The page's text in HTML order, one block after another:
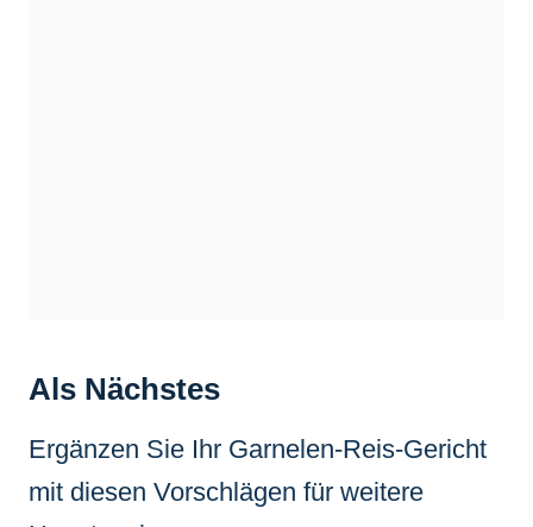
Als Nächstes
Ergänzen Sie Ihr Garnelen-Reis-Gericht
mit diesen Vorschlägen für weitere